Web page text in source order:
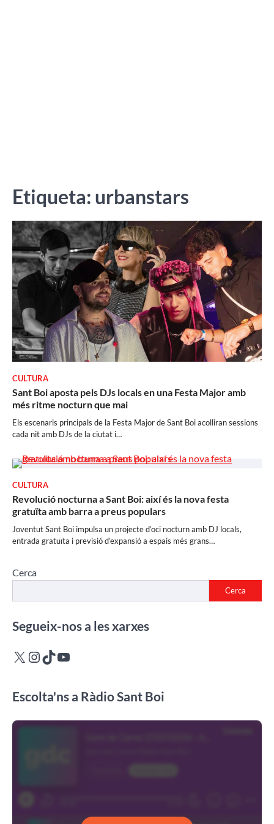
Etiqueta: urbanstars
CULTURA
Sant Boi aposta pels DJs locals en una Festa Major amb
més ritme nocturn que mai
Els escenaris principals de la Festa Major de Sant Boi acolliran sessions
cada nit amb DJs de la ciutat i…
CULTURA
Revolució nocturna a Sant Boi: així és la nova festa
gratuïta amb barra a preus populars
Joventut Sant Boi impulsa un projecte d’oci nocturn amb DJ locals,
entrada gratuïta i previsió d’expansió a espais més grans…
Cerca
Cerca
Segueix-nos a les xarxes
X Instagram
TikTokYouTube
Escolta'ns a Ràdio Sant Boi